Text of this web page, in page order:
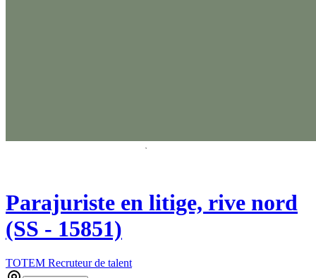
Parajuriste en litige, rive nord
(SS - 15851)
TOTEM Recruteur de talent